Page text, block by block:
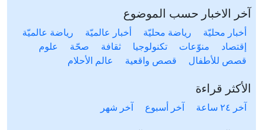
آخر الاخبار حسب الموضوع
أخبار محليّة رياضة محليّة أخبار عالميّة
رياضة عالميّة
إقتصاد
منوّعات تكنولوجيا ثقافة صحّة
علوم
قصص للأطفال
قصص واقعية عالم الأحلام
الأكثر قراءة
آخر ٢٤ ساعة آخر أسبوع آخر شهر